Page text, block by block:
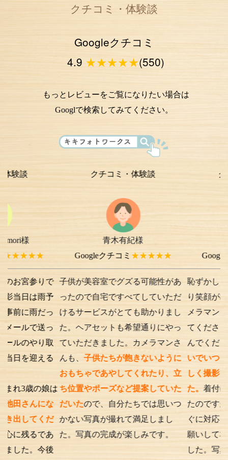
クチコミ・体験談
Googleクチコミ
4.9 ★★★★★(550)
もっとレビューをご覧になりたい場合は
Googlで検索してみてください。
りで
雨予
だっ
送っ
り取
える
娘は
にな
くだ
であ
今後
クチコミ・体験談
青木有紀様
Googleクチコミ★★★★★
子供が美容室でグズる可能性があ
ったので自宅ですべてしていただ
けるサービスがとても助かりまし
た。ヘアセットも希望通りにやっ
ていただきました。カメラマンさ
んも、子供たちが飽きないように
おもちゃであやしてくれたり、立
ち位置やポーズなど提案していた
だいたので、自分たちでは思いつ
かない写真が撮れて満足しまし
た。写真の完成が楽しみです。
クチコミ
Googleクチコミ
恥ずかしさから最
り笑顔が出ない子
メラマンさんが根
てくださったり落
んでくださったり、
いでいつもの笑顔
しく撮影を行うこ
た。着付けとアテ
たのですが、撮影
ぐに対応してくだ
願いして本当に良
した。写真の仕上